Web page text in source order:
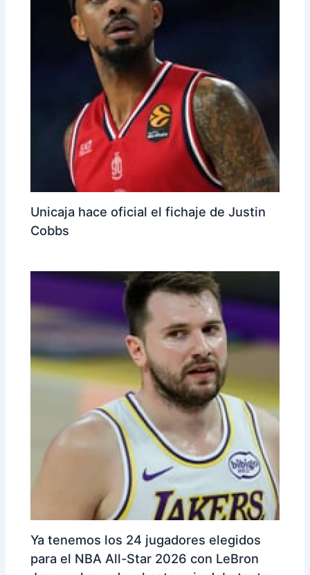
Unicaja hace oficial el fichaje de Justin
Cobbs
Ya tenemos los 24 jugadores elegidos
para el NBA All-Star 2026 con LeBron